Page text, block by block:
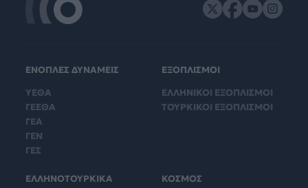
ΕΝΟΠΛΕΣ ΔΥΝΑΜΕΙΣ
ΥΕΘΑ
ΓΕΕΘΑ
ΓΕΑ
ΓΕΝ
ΓΕΣ
ΕΞΟΠΛΙΣΜΟΙ
ΕΛΛΗΝΙΚΟΙ ΕΞΟΠΛΙΣΜΟΙ
ΤΟΥΡΚΙΚΟΙ ΕΞΟΠΛΙΣΜΟΙ
ΕΛΛΗΝΟΤΟΥΡΚΙΚΑ
ΚΟΣΜΟΣ